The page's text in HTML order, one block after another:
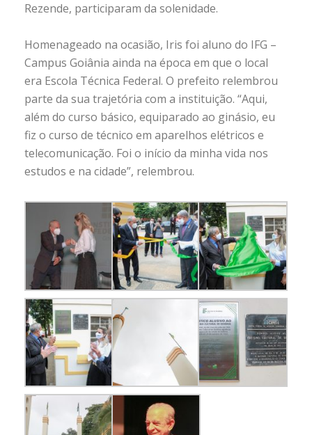
Rezende, participaram da solenidade.
Homenageado na ocasião, Iris foi aluno do IFG –
Campus Goiânia ainda na época em que o local
era Escola Técnica Federal. O prefeito relembrou
parte da sua trajetória com a instituição. “Aqui,
além do curso básico, equiparado ao ginásio, eu
fiz o curso de técnico em aparelhos elétricos e
telecomunicação. Foi o início da minha vida nos
estudos e na cidade”, relembrou.